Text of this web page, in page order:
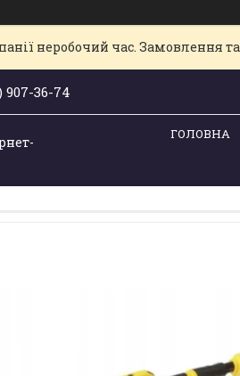
неробочий час. Замовлення
907-36-74
ГОЛОВНА